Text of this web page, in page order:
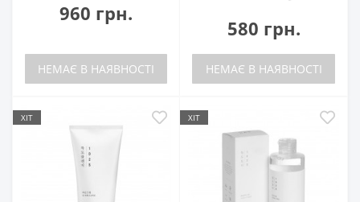
960 грн.
НЕМАЄ В НАЯВНОСТІ
580 грн.
НЕМАЄ В НАЯВНОСТІ
ХІТ ХІТ